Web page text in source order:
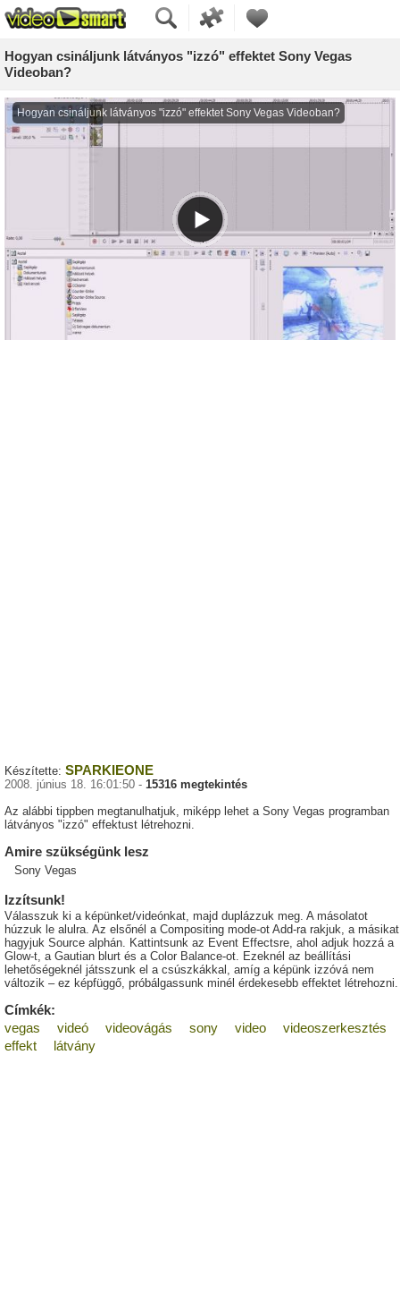
Hogyan csináljunk látványos "izzó" effektet Sony Vegas
Videoban?
Készítette: SPARKIEONE
2008. június 18. 16:01:50 - 15316 megtekintés
Az alábbi tippben megtanulhatjuk, miképp lehet a Sony Vegas programban
látványos "izzó" effektust létrehozni.
Amire szükségünk lesz
Sony Vegas
Izzítsunk!
Válasszuk ki a képünket/videónkat, majd duplázzuk meg. A másolatot
húzzuk le alulra. Az elsőnél a Compositing mode-ot Add-ra rakjuk, a másikat
hagyjuk Source alphán. Kattintsunk az Event Effectsre, ahol adjuk hozzá a
Glow-t, a Gautian blurt és a Color Balance-ot. Ezeknél az beállítási
lehetőségeknél játsszunk el a csúszkákkal, amíg a képünk izzóvá nem
változik – ez képfüggő, próbálgassunk minél érdekesebb effektet létrehozni.
Címkék:
vegas
videó videovágás sony video
videoszerkesztés
effekt
látvány